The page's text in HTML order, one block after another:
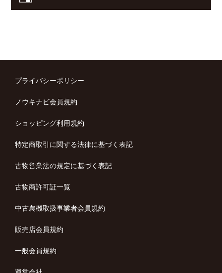
プライバシーポリシー
ノウキナビ会員規約
ショッピング利用規約
特定商取引に関する法律に基づく表記
古物営業法の規定に基づく表記
古物商許可証一覧
中古農機取扱事業者会員規約
販売店会員規約
一般会員規約